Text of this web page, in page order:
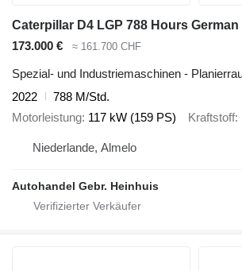
Caterpillar D4 LGP 788 Hours
173.000 €
≈ 161.700 CHF
Spezial- und Industriemaschinen -
2022
788 M/Std.
Motorleistung 117 kW (159 PS) Kraftstoff
Niederlande, Almelo
Autohandel Gebr. Heinhuis